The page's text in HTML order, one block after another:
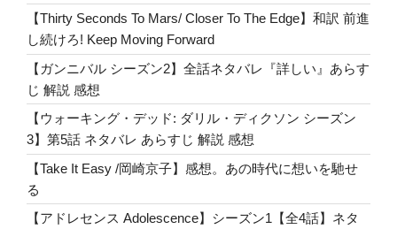
Realistic
Artist!”
の
【Thirty Seconds To Mars/ Closer To The Edge】和訳 前進
し続けろ! Keep Moving Forward
【ガンニバル シーズン2】全話ネタバレ『詳しい』あらす
じ 解説 感想
【ウォーキング・デッド: ダリル・ディクソン シーズン
3】第5話 ネタバレ あらすじ 解説 感想
【Take It Easy /岡崎京子】感想。あの時代に想いを馳せ
る
【アドレセンス Adolescence】シーズン1【全4話】ネタ